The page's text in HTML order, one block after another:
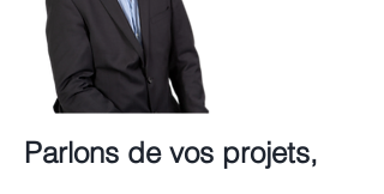
Parlons de vos projets,